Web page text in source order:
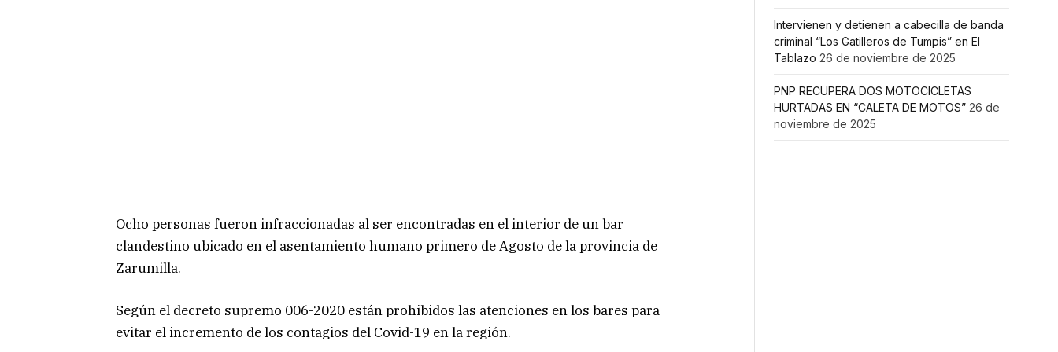
Ocho personas fueron infraccionadas al ser encontradas en el interior de un bar
clandestino ubicado en el asentamiento humano primero de Agosto de la provincia de
Zarumilla.
Según el decreto supremo 006-2020 están prohibidos las atenciones en los bares para
evitar el incremento de los contagios del Covid-19 en la región.
Intervienen y detienen a cabecilla de banda
criminal “Los Gatilleros de Tumpis” en El
Tablazo 26 de noviembre de 2025
PNP RECUPERA DOS MOTOCICLETAS
HURTADAS EN “CALETA DE MOTOS” 26 de
noviembre de 2025